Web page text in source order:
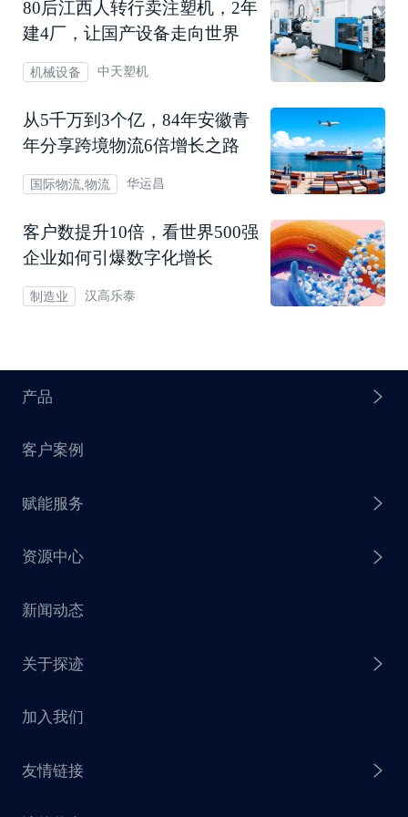
80后江西人转行卖注塑机，2年
建4厂，让国产设备走向世界
机械设备 中天塑机
从5千万到3个亿，84年安徽青
年分享跨境物流6倍增长之路
国际物流,物流 华运昌
客户数提升10倍，看世界500强
企业如何引爆数字化增长
制造业 汉高乐泰
产品
探迹 AI Agent
探迹 AI 拓客
探迹 AI 触达
探迹 AI CRM
客户案例
赋能服务
赋能计划
资源中心
销售干货
探迹大数据研究院
新闻动态
关于探迹
企业介绍
联系我们
加入我们
友情链接